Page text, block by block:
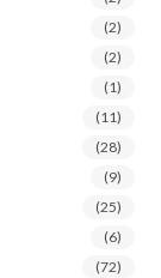
(2)
(2)
(1)
(11)
(28)
(9)
(25)
(6)
(72)